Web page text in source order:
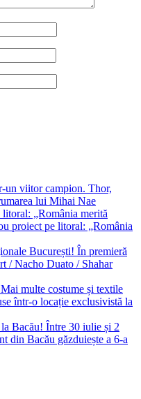
un viitor campion. Thor,
lui Mihai Nae
„România merită
proiect pe litoral: „România
București! În premieră
/ Nacho Duato / Shahar
multe costume și textile
într-o locație exclusivistă la
Bacău! Între 30 iulie și 2
din Bacău găzduiește a 6-a